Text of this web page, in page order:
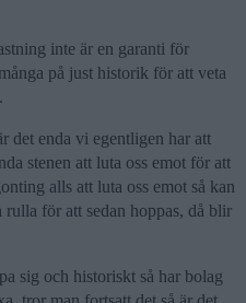
inte är en garanti för
på just historik för att veta
det enda vi egentligen har att
stenen att luta oss emot för att
alls att luta oss emot så kan
för att sedan hoppas, då blir
sig och historiskt så har bolag